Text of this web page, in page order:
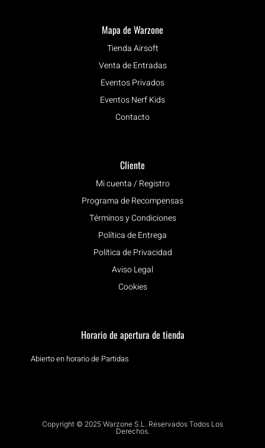
Mapa de Warzone
Tienda Airsoft
Venta de Entradas
Eventos Privados
Eventos Nerf Kids
Contacto
Cliente
Mi cuenta / Registro
Programa de Recompensas
Términos y Condiciones
Política de Entrega
Política de Privacidad
Aviso Legal
Cookies
Horario de apertura de tienda
Abierto en horario de Partidas
Copyright © 2025 Warzone S.L. Reservados Todos Los
Derechos.